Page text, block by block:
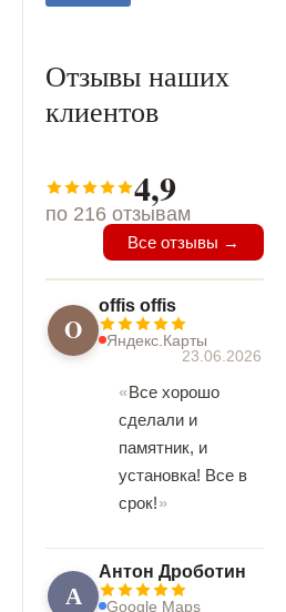
Отзывы наших
клиентов
4,9
по 216 отзывам
Все отзывы →
O
offis offis
Яндекс.Карты
23.06.2026
Все хорошо
сделали и
памятник, и
установка! Все в
срок!
А
Антон Дроботин
Google Maps